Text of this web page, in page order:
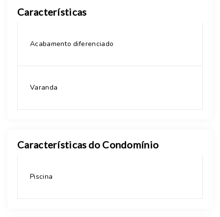
Características
Acabamento diferenciado
Varanda
Características do Condomínio
Piscina